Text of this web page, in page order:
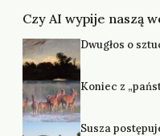
Czy AI wypije naszą
Dwugłos o
Koniec z
Susza